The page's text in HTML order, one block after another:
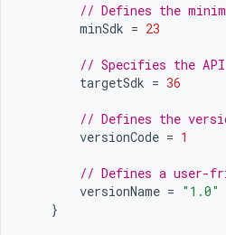
// Defines the
minSdk = 23
// Specifies the
targetSdk = 36
// Defines the
versionCode = 1
// Defines a user-
versionName = "1.0"
}